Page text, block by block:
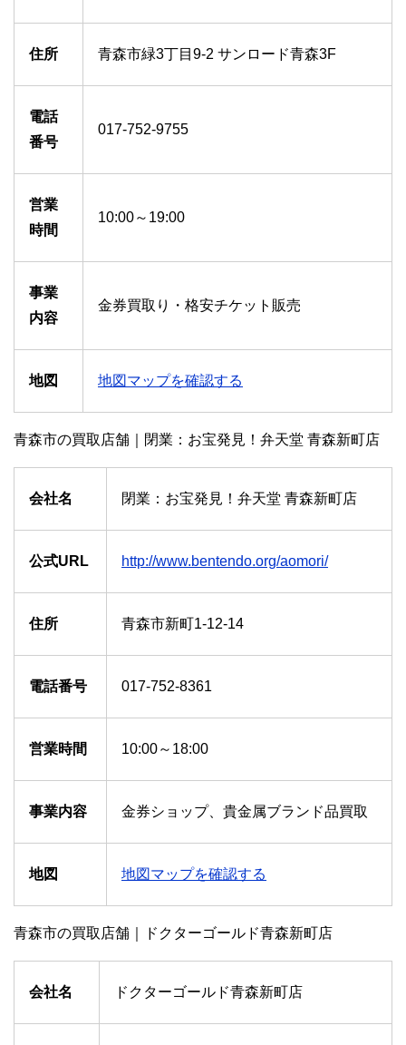
住所 青森市緑3丁目9-2 サンロード青森3F
電話
番号
017-752-9755
営業
時間
10:00～19:00
事業
内容
金券買取り・格安チケット販売
地図 地図マップを確認する
青森市の買取店舗｜閉業：お宝発見！弁天堂 青森新町店
会社名 閉業：お宝発見！弁天堂 青森新町店
公式URL http://www.bentendo.org/aomori/
住所 青森市新町1-12-14
電話番号 017-752-8361
営業時間 10:00～18:00
事業内容 金券ショップ、貴金属ブランド品買取
地図 地図マップを確認する
青森市の買取店舗｜ドクターゴールド青森新町店
会社名 ドクターゴールド青森新町店